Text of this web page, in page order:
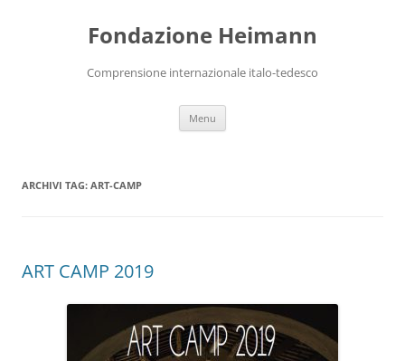
Fondazione Heimann
Comprensione internazionale italo-tedesco
Menu
ARCHIVI TAG: ART-CAMP
ART CAMP 2019